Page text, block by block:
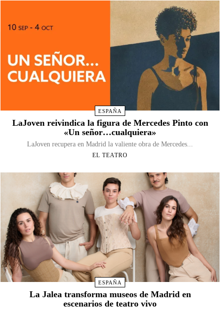
ESPAÑA
LaJoven reivindica la figura de Mercedes Pinto con
«Un señor…cualquiera»
LaJoven recupera en Madrid la valiente obra de Mercedes...
EL TEATRO
ESPAÑA
La Jalea transforma museos de Madrid en
escenarios de teatro vivo